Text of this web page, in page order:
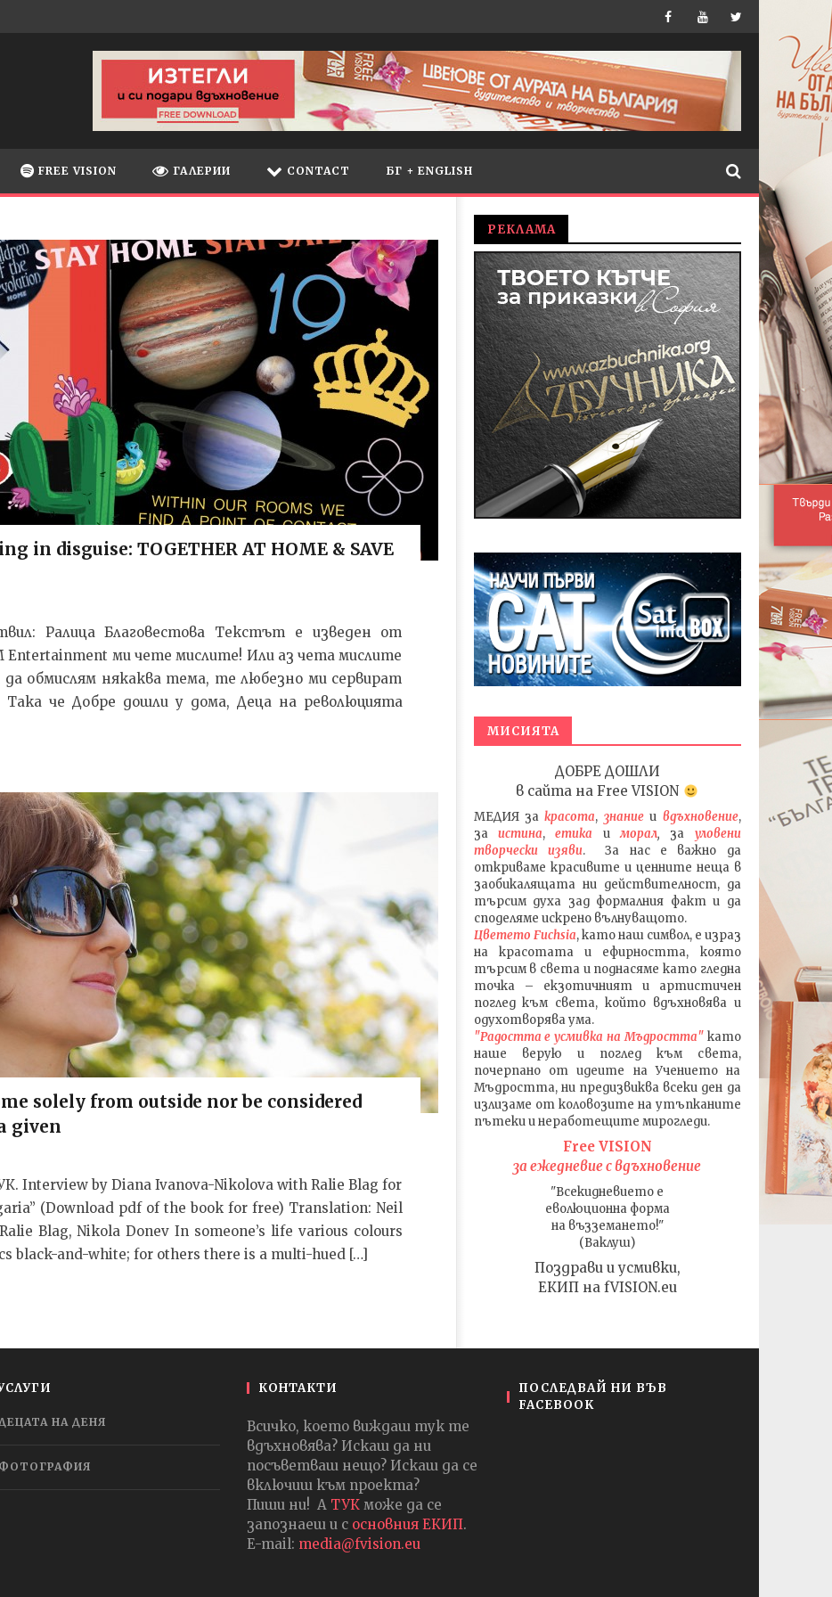
FREE VISION ГАЛЕРИИ CONTACT БГ + ENGLISH
in disguise: TOGETHER AT HOME & SAVE
Ралица Благовестова Текстът e изведен от
Entertainment ми чете мислите! Или аз чета мислите
да обмислям някаква тема, те любезно ми сервират
Така че Добре дошли у дома, Деца на революцията
solely from outside nor be considered
given
Interview by Diana Ivanova-Nikolova with Ralie Blag for
(Download pdf of the book for free) Translation: Neil
Blag, Nikola Donev In someone’s life various colours
black-and-white; for others there is a multi-hued […]
РЕКЛАМА
МИСИЯТА
ДОБРЕ ДОШЛИ
в сайта наFree VISION
МЕДИЯзакрасота, знаниеи вдъхновение,
за истина,етика иморал, за уловени
творчески изяви. За нас е важно да
откриваме красивите и ценните неща в
заобикалящата ни действителност, да
търсим духа зад формалния факт и да
споделяме искрено вълнуващото.
Цветето Fuchsia, като наш символ, е израз
на красотата и ефирността, която
търсим в света и поднасяме като гледна
точка – екзотичният и артистичен
поглед към света, който вдъхновява и
одухотворява ума.
"Радостта е усмивка на Мъдростта"като
наше верую и поглед към света,
почерпано от идеите на Учението на
Мъдростта,ни предизвиква всеки ден да
излизаме от коловозите на утъпканите
пътеки и неработещите мирогледи.
Free VISION
за ежедневие с вдъхновение
"Всекидневието е
еволюционна форма
на възземането!"
(Ваклуш)
Поздрави и усмивки,
ЕКИП на fVISION.eu
НА ДЕНЯ
ФОТОГРАФИЯ
КОНТАКТИ
Всичко, което виждаш тук те
вдъхновява? Искаш да ни
посъветваш нещо? Искаш да се
включиш към проекта?
Пиши ни! А ТУКможе да се
запознаеш и с основния ЕКИП.
E-mail: media@fvision.eu
ПОСЛЕДВАЙ НИ ВЪВ
FACEBOOK